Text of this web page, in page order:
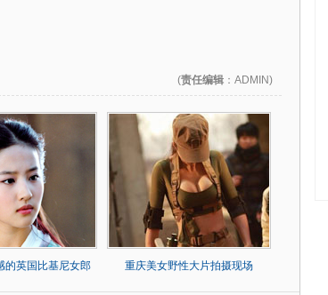
(责任编辑 ：ADMIN)
的英国比基尼女郎 重庆美女野性大片拍摄现场